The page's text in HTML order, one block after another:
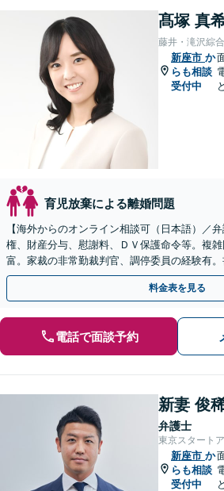
髙塚 真
藤井・滝沢綜
新座市 か
らも相談
受付中
育児放棄による離婚問題
【海外からのオンライン相談可（日本語）／
権、財産分与、慰謝料、ＤＶ保護命令等。複
富。家裁の非常勤裁判官、調停委員の経験有
師等、離婚問題に強い弁護士。海外の法律事
料金表を見る
電話で面談予約
新妻 俊
弁護士
東京スタート
新座市 か
らも相談
受付中